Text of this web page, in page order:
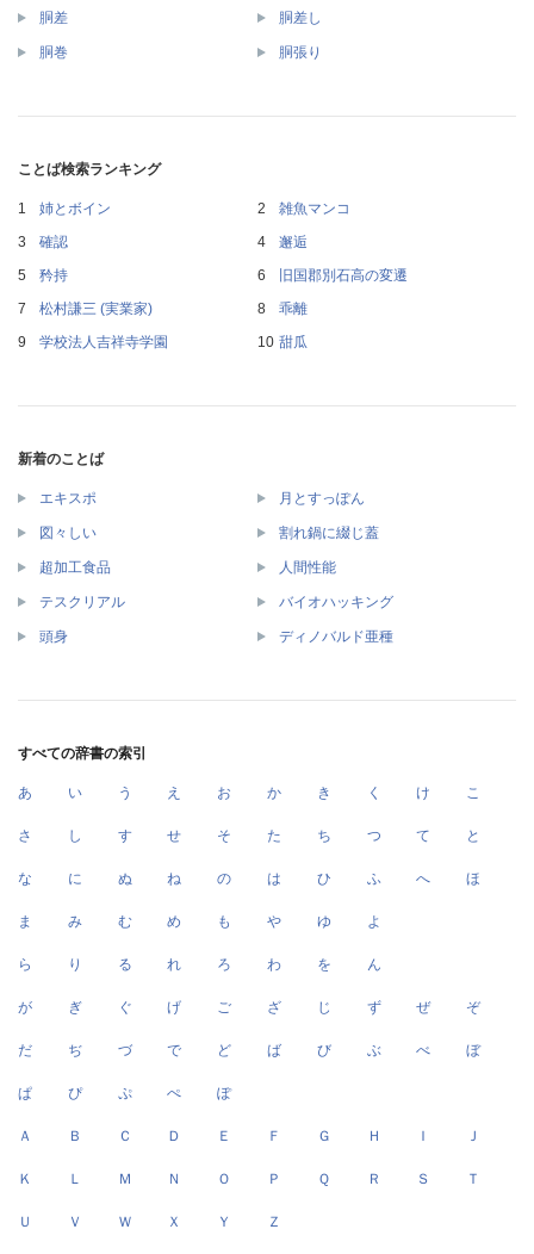
胴差 胴差し
胴巻 胴張り
ことば検索ランキング
姉とボイン
雑魚マンコ
確認
邂逅
矜持
旧国郡別石高の変遷
松村謙三 (実業家)
乖離
学校法人吉祥寺学園
甜瓜
新着のことば
エキスポ 月とすっぽん
図々しい 割れ鍋に綴じ蓋
超加工食品 人間性能
テスクリアル バイオハッキング
頭身 ディノバルド亜種
すべての辞書の索引
あ い う え お か き く け こ
さ し す せ そ た ち つ て と
な に ぬ ね の は ひ ふ へ ほ
ま み む め も や ゆ よ
ら り る れ ろ わ を ん
が ぎ ぐ げ ご ざ じ ず ぜ ぞ
だ ぢ づ で ど ば び ぶ べ ぼ
ぱ ぴ ぷ ぺ ぽ
Ａ Ｂ Ｃ Ｄ Ｅ Ｆ Ｇ Ｈ Ｉ Ｊ
Ｋ Ｌ Ｍ Ｎ Ｏ Ｐ Ｑ Ｒ Ｓ Ｔ
Ｕ Ｖ Ｗ Ｘ Ｙ Ｚ